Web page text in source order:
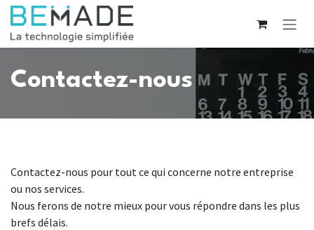
Se rendre au contenu
Contactez-nous
Contactez-nous pour tout ce qui concerne notre entreprise
ou nos services.
Nous ferons de notre mieux pour vous répondre dans les plus
brefs délais.